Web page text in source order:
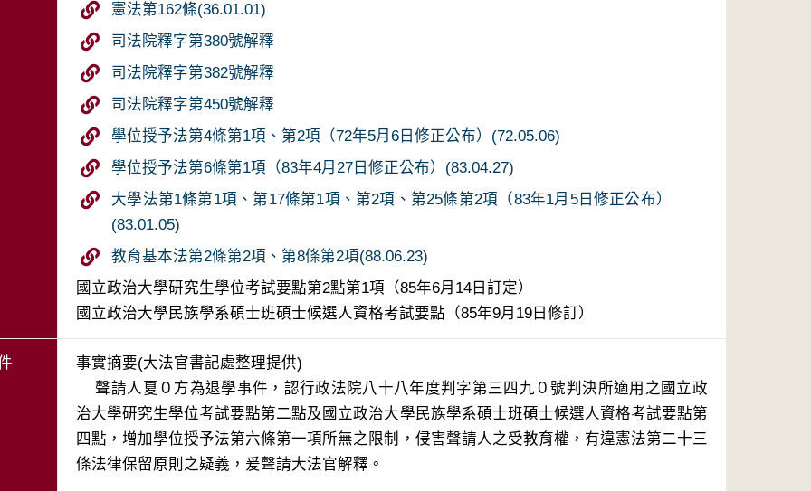
憲法第162條(36.01.01)
司法院釋字第380號解釋
司法院釋字第382號解釋
司法院釋字第450號解釋
學位授予法第4條第1項、第2項（72年5月6日修正公布）(72.05.06)
學位授予法第6條第1項（83年4月27日修正公布）(83.04.27)
大學法第1條第1項、第17條第1項、第2項、第25條第2項（83年1月5日修正公布）
(83.01.05)
教育基本法第2條第2項、第8條第2項(88.06.23)
國立政治大學研究生學位考試要點第2點第1項（85年6月14日訂定）
國立政治大學民族學系碩士班碩士候選人資格考試要點（85年9月19日修訂）
事實摘要(大法官書記處整理提供)
    聲請人夏０方為退學事件，認行政法院八十八年度判字第三四九０號判決所適用之國立政
治大學研究生學位考試要點第二點及國立政治大學民族學系碩士班碩士候選人資格考試要點第
四點，增加學位授予法第六條第一項所無之限制，侵害聲請人之受教育權，有違憲法第二十三
條法律保留原則之疑義，爰聲請大法官解釋。